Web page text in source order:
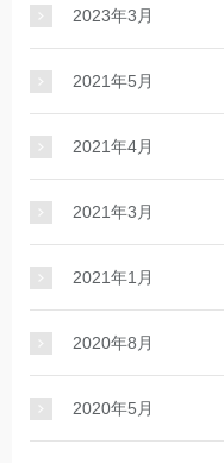
2023年3月
2021年5月
2021年4月
2021年3月
2021年1月
2020年8月
2020年5月